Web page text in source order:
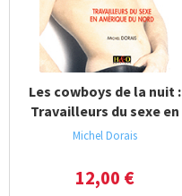
Les cowboys de la nuit :
Travailleurs du sexe en
Amérique du Nord
Michel Dorais
12,00 €